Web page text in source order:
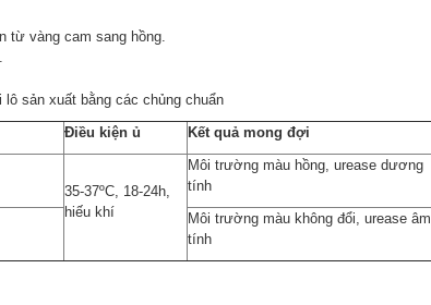
từ vàng cam sang hồng.
sản xuất bằng các chủng chuẩn
Điều kiện ủ Kết quả mong đợi
35-37ºC, 18-24h,
hiếu khí
Môi trường màu hồng, urease dương
tính
Môi trường màu không đổi, urease âm
tính